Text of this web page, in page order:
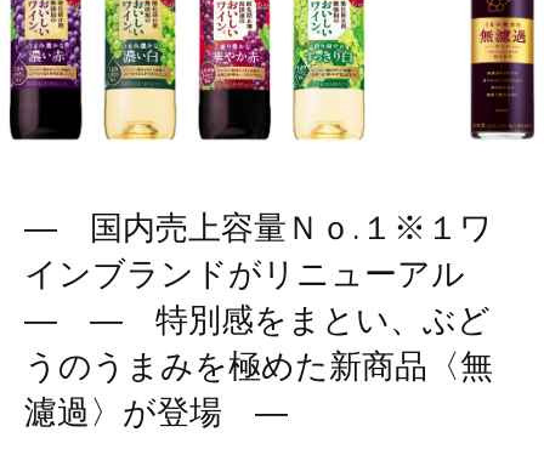
― 国内売上容量Ｎｏ.１※１ワ
インブランドがリニューアル
― ― 特別感をまとい、ぶど
うのうまみを極めた新商品〈無
濾過〉が登場 ―